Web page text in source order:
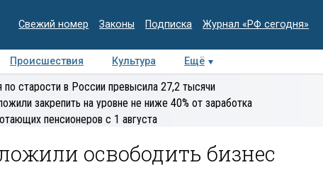
Свежий номер Законы Подписка Журнал «РФ сегодня»
Происшествия Культура Ещё
Интервью Колумнисты
старости в России превысила 27,2 тысячи
закрепить на уровне не ниже 40% от заработка
пенсионеров с 1 августа
освободить бизнес